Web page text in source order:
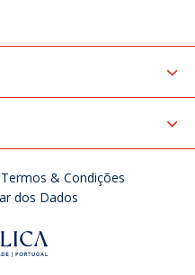
Termos & Condições
dos Dados